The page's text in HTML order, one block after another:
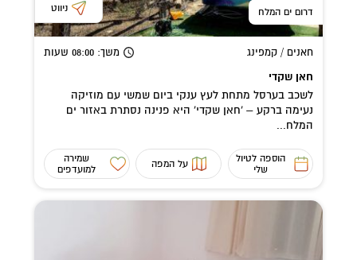
דרום ים המלח ניווט
חאנים / קמפינג משך: 08:00 שעות
חאן שקדי
לשכב בערסל מתחת לעץ ענקי ביום שמשי עם מוזיקה
נעימה ברקע – 'חאן שקדי' היא פנינה נסתרת באזור ים
המלח...
הוספה לטיול
שלי
על המפה
שמירה
למועדפים